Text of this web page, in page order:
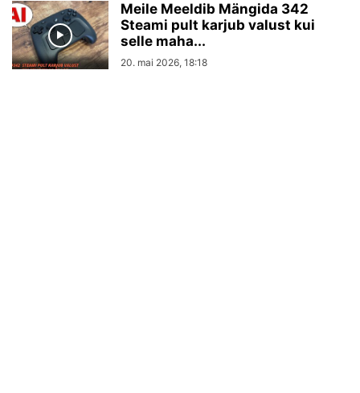
Meile Meeldib Mängida 342
Steami pult karjub valust kui
selle maha...
20. mai 2026, 18:18